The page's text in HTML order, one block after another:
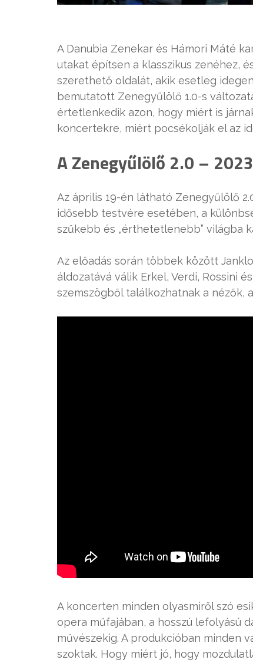
A Danubia Zenekar és Hámori Máté
utakat építsen a klasszikus zenéhez,
szerethető oldalát, akik esetleg
bemutatott Zenegyűlölő 1.0-s
értetlenkedik azon, hogy miért is
koncertekre, miért pocsékolják el az
A Zenegyűlölő 2.0 –
Az április 19-én látható Zenegyűlölő
idősebb testvére esetében, a
szűkebb és „érthetetlenebb” világba
Az előadás során többek között
áldozatává válik Erkel, Verdi, Rossini
szemszögből találkozhatnak a nézők,
A koncerten minden olyasmiről szó
opera műfajában, a hosszú lefolyású
művészekig. A produkcióban minden
szoktak. Hogy miért jó, hogy